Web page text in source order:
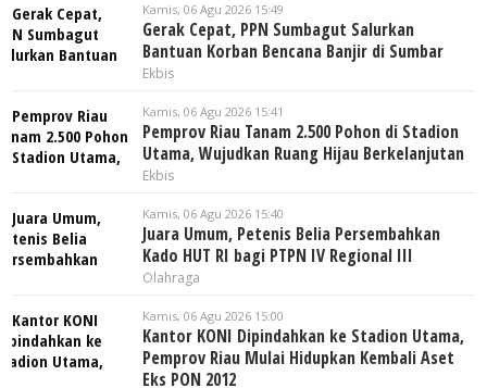
Kamis, 06 Agu 2026 15:49
Gerak Cepat, PPN Sumbagut Salurkan
Bantuan Korban Bencana Banjir di Sumbar
Ekbis
Kamis, 06 Agu 2026 15:41
Pemprov Riau Tanam 2.500 Pohon di Stadion
Utama, Wujudkan Ruang Hijau Berkelanjutan
Ekbis
Kamis, 06 Agu 2026 15:40
Juara Umum, Petenis Belia Persembahkan
Kado HUT RI bagi PTPN IV Regional III
Olahraga
Kamis, 06 Agu 2026 15:00
Kantor KONI Dipindahkan ke Stadion Utama,
Pemprov Riau Mulai Hidupkan Kembali Aset
Eks PON 2012